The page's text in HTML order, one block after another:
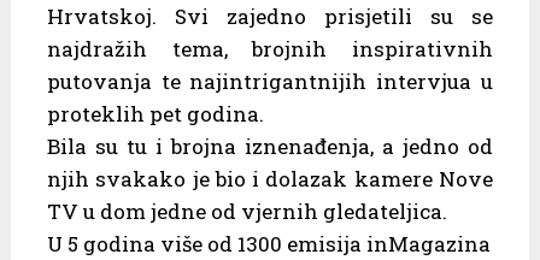
Hrvatskoj. Svi zajedno prisjetili su se
najdražih tema, brojnih inspirativnih
putovanja te najintrigantnijih intervjua u
proteklih pet godina.
Bila su tu i brojna iznenađenja, a jedno od
njih svakako je bio i dolazak kamere Nove
TV u dom jedne od vjernih gledateljica.
U 5 godina više od 1300 emisija inMagazina